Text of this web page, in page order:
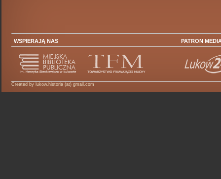
WSPIERAJĄ NAS PATRON
Created by lukow.historia (at) gmail.com